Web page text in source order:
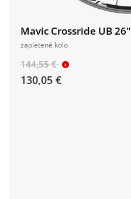
​​​​​​​Mavic Crossride UB 26"
zapletené kolo
144,55 €
130,05 €